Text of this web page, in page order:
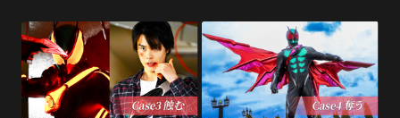
ていた。しかしある夜、莫は突如、
夢の中で怪人・ナイトメアに襲われ
た。
平慈英）に呼び出された莫は「他人
の夢に潜入しナイトメアの悪夢を未
然に防げ」という指令を受ける。な
らば、あの爆弾魔を止めなけれ
ば…。莫の“夢主”を守るためのミッ
ションがスタートする！